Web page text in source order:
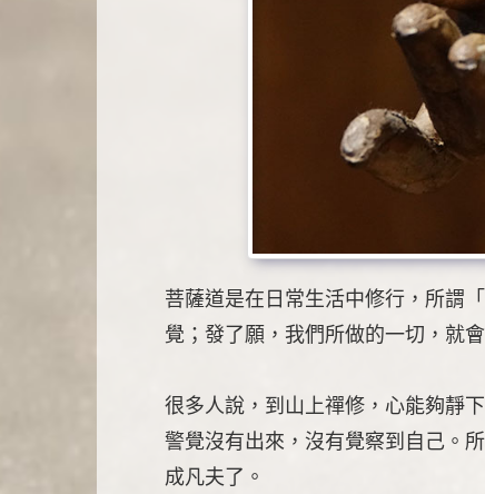
菩薩道是在日常生活中修行，所謂
覺；發了願，我們所做的一切，就
很多人說，到山上禪修，心能夠靜
警覺沒有出來，沒有覺察到自己。
成凡夫了。